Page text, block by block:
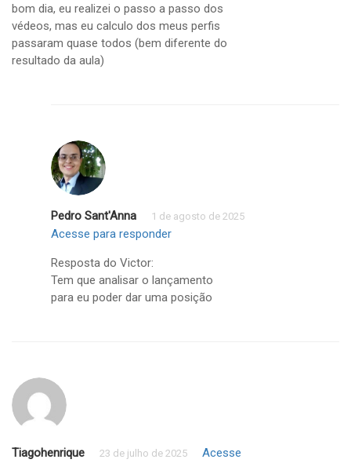
bom dia, eu realizei o passo a passo dos
védeos, mas eu calculo dos meus perfis
passaram quase todos (bem diferente do
resultado da aula)
Pedro Sant'Anna 1 de agosto de 2025
Acesse para responder
Resposta do Victor:
Tem que analisar o lançamento
para eu poder dar uma posição
Tiagohenrique 23 de julho de 2025
Acesse